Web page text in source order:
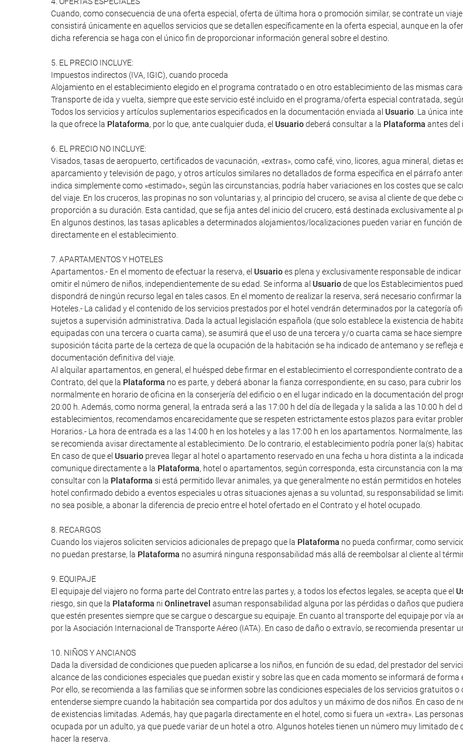
Cuando, como consecuencia de una oferta especial, oferta de última hora o promoción similar, se contrate un
consistirá únicamente en aquellos servicios que se detallen específicamente en la oferta especial, aunque en la
dicha referencia se haga con el único fin de proporcionar información general sobre el destino.
5. EL PRECIO INCLUYE:
Impuestos indirectos (IVA, IGIC), cuando proceda
Alojamiento en el establecimiento elegido en el programa contratado o en otro establecimiento de las mismas
Transporte de ida y vuelta, siempre que este servicio esté incluido en el programa/oferta especial contratada,
Todos los servicios y artículos suplementarios especificados en la documentación enviada al Usuario . La única
la que ofrece la Plataforma, por lo que, ante cualquier duda, el Usuariodeberá consultar a la Plataforma antes del
6. EL PRECIO NO INCLUYE:
Visados, tasas de aeropuerto, certificados de vacunación, «extras», como café, vino, licores, agua mineral, dietas
aparcamiento y televisión de pago, y otros artículos similares no detallados de forma específica en el párrafo
indica simplemente como «estimado», según las circunstancias, podría haber variaciones en los costes que se
del viaje. En los cruceros, las propinas no son voluntarias y, al principio del crucero, se avisa al cliente de que
proporción a su duración. Esta cantidad, que se fija antes del inicio del crucero, está destinada exclusivamente al
En algunos destinos, las tasas aplicables a determinados alojamientos/localizaciones pueden variar en función
directamente en el establecimiento.
7. APARTAMENTOS Y HOTELES
Apartamentos.- En el momento de efectuar la reserva, el Usuarioes plena y exclusivamente responsable de
omitir el número de niños, independientemente de su edad. Se informa al Usuariode que los Establecimientos
dispondrá de ningún recurso legal en tales casos. En el momento de realizar la reserva, será necesario confirmar
Hoteles.- La calidad y el contenido de los servicios prestados por el hotel vendrán determinados por la categoría
sujetos a supervisión administrativa. Dada la actual legislación española (que solo establece la existencia de
equipadas con una tercera o cuarta cama), se asumirá que el uso de una tercera y/o cuarta cama se hace
suposición tácita parte de la certeza de que la ocupación de la habitación se ha indicado de antemano y se
documentación definitiva del viaje.
Al alquilar apartamentos, en general, el huésped debe firmar en el establecimiento el correspondiente contrato de
Contrato, del que la Plataforma no es parte, y deberá abonar la fianza correspondiente, en su caso, para cubrir
normalmente en horario de oficina en la conserjería del edificio o en el lugar indicado en la documentación del
20:00 h. Además, como norma general, la entrada será a las 17:00 h del día de llegada y la salida a las 10:00 h
establecimientos, recomendamos encarecidamente que se respeten estrictamente estos plazos para evitar
Horarios.- La hora de entrada es a las 14:00 h en los hoteles y a las 17:00 h en los apartamentos. Normalmente,
se recomienda avisar directamente al establecimiento. De lo contrario, el establecimiento podría poner la(s)
En caso de que el Usuario prevea llegar al hotel o apartamento reservado en una fecha u hora distinta a la
comunique directamente a la Plataforma, hotel o apartamentos, según corresponda, esta circunstancia con la
consultar con la Plataforma si está permitido llevar animales, ya que generalmente no están permitidos en
hotel confirmado debido a eventos especiales u otras situaciones ajenas a su voluntad, su responsabilidad se
no sea posible, a abonar la diferencia de precio entre el hotel ofertado en el Contrato y el hotel ocupado.
8. RECARGOS
Cuando los viajeros soliciten servicios adicionales de prepago que la Plataforma no pueda confirmar, como
no puedan prestarse, la Plataforma no asumirá ninguna responsabilidad más allá de reembolsar al cliente al
9. EQUIPAJE
El equipaje del viajero no forma parte del Contrato entre las partes y, a todos los efectos legales, se acepta que el
riesgo, sin que la Plataforma ni Onlinetravel asuman responsabilidad alguna por las pérdidas o daños que
que estén presentes siempre que se cargue o descargue su equipaje. En cuanto al transporte del equipaje por
por la Asociación Internacional de Transporte Aéreo (IATA). En caso de daño o extravío, se recomienda presentar
10. NIÑOS Y ANCIANOS
Dada la diversidad de condiciones que pueden aplicarse a los niños, en función de su edad, del prestador del
alcance de las condiciones especiales que puedan existir y sobre las que en cada momento se informará de forma
Por ello, se recomienda a las familias que se informen sobre las condiciones especiales de los servicios gratuitos
entenderse siempre cuando la habitación sea compartida por dos adultos y un máximo de dos niños. En caso de
de existencias limitadas. Además, hay que pagarla directamente en el hotel, como si fuera un «extra». Las
ocupada por un adulto, ya que puede variar de un hotel a otro. Algunos hoteles tienen un número muy limitado
hacer la reserva.